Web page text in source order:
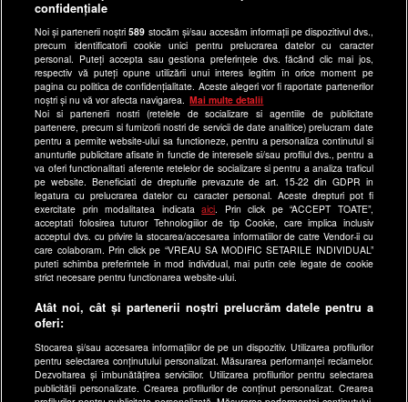
Program Happy Channel
Echipa editorială
Site-uri Antena Group
a1.ro
antenastars.ro
as.ro
catine.ro
chefi.ro
deparinti.ro
medicool.ro
spynews.ro
useit.ro
retetefeldefel.ro
zutv.ro
confidențiale
Noi și partenerii noștri589 stocăm și/sau accesăm informații pe dispozitivul dvs.,
precum identificatorii cookie unici pentru prelucrarea datelor cu caracter
personal. Puteți accepta sau gestiona preferințele dvs. făcând clic mai jos,
respectiv vă puteți opune utilizării unui interes legitim în orice moment pe
pagina cu politica de confidențialitate. Aceste alegeri vor fi raportate partenerilor
noștri și nu vă vor afecta navigarea.
Mai multe detalii
Noi si partenerii nostri (retelele de socializare si agentiile de publicitate
partenere, precum si furnizorii nostri de servicii de date analitice) prelucram date
pentru a permite website-ului sa functioneze, pentru a personaliza continutul si
anunturile publicitare afisate in functie de interesele si/sau profilul dvs., pentru a
va oferi functionalitati aferente retelelor de socializare si pentru a analiza traficul
pe website. Beneficiati de drepturile prevazute de art. 15-22 din GDPR in
legatura cu prelucrarea datelor cu caracter personal. Aceste drepturi pot fi
exercitate prin modalitatea indicataaici . Prin click pe “ACCEPT TOATE”,
acceptati folosirea tuturor Tehnologiilor de tip Cookie, care implica inclusiv
acceptul dvs. cu privire la stocarea/accesarea informatiilor de catre Vendor-ii cu
care colaboram. Prin click pe “VREAU SA MODIFIC SETARILE INDIVIDUAL”
puteti schimba preferintele in mod individual, mai putin cele legate de cookie
strict necesare pentru functionarea website-ului.
Atât noi, cât și partenerii noștri prelucrăm datele pentru a
oferi:
Stocarea și/sau accesarea informațiilor de pe un dispozitiv. Utilizarea profilurilor
pentru selectarea conținutului personalizat. Măsurarea performanței reclamelor.
Dezvoltarea și îmbunătățirea serviciilor. Utilizarea profilurilor pentru selectarea
publicității personalizate. Crearea profilurilor de conținut personalizat. Crearea